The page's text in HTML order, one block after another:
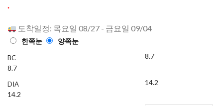
점에
.
도착일정: 목요일 08/27 - 금요일 09/04
한쪽눈 양쪽눈
BC
8.7
DIA
14.2
8.7
14.2